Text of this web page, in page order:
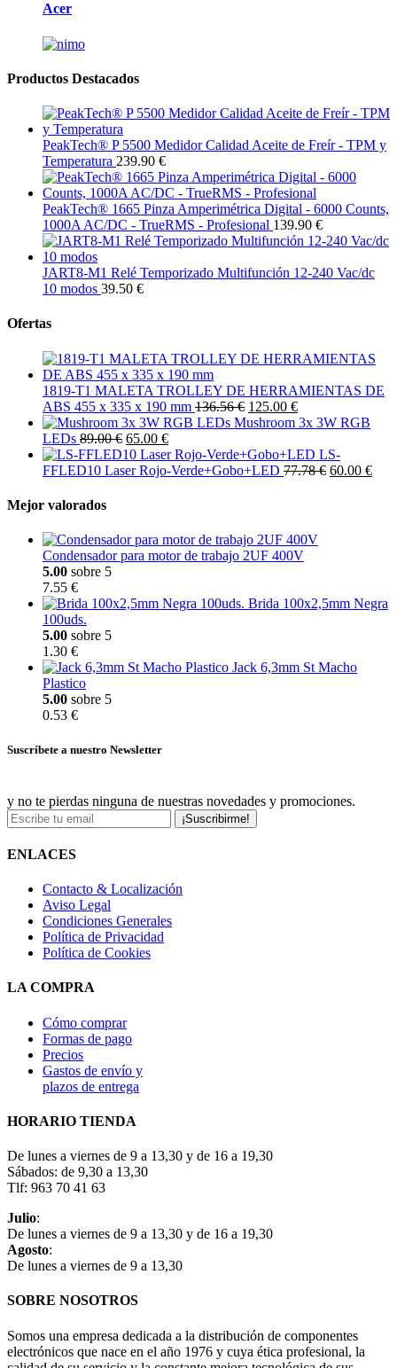
Acer
Productos Destacados
PeakTech® P 5500 Medidor Calidad Aceite de Freír - TPM y
Temperatura 239.90 €
PeakTech® 1665 Pinza Amperimétrica Digital - 6000 Counts,
1000A AC/DC - TrueRMS - Profesional 139.90 €
JART8-M1 Relé Temporizado Multifunción 12-240 Vac/dc
10 modos 39.50 €
Ofertas
1819-T1 MALETA TROLLEY DE HERRAMIENTAS DE
ABS 455 x 335 x 190 mm 136.56 € 125.00 €
Mushroom 3x 3W RGB
LEDs 89.00 € 65.00 €
LS-
FFLED10 Laser Rojo-Verde+Gobo+LED 77.78 € 60.00 €
Mejor valorados
Condensador para motor de trabajo 2UF 400V
5.00 sobre 5
7.55 €
Brida 100x2,5mm Negra
100uds.
5.00 sobre 5
1.30 €
Jack 6,3mm St Macho
Plastico
5.00 sobre 5
0.53 €
Suscríbete a nuestro Newsletter
y no te pierdas ninguna de nuestras novedades y promociones.
¡Suscribirme!
ENLACES
Contacto & Localización
Aviso Legal
Condiciones Generales
Política de Privacidad
Política de Cookies
LA COMPRA
Cómo comprar
Formas de pago
Precios
Gastos de envío y
plazos de entrega
HORARIO TIENDA
De lunes a viernes de 9 a 13,30 y de 16 a 19,30
Sábados: de 9,30 a 13,30
Tlf: 963 70 41 63
Julio:
De lunes a viernes de 9 a 13,30 y de 16 a 19,30
Agosto:
De lunes a viernes de 9 a 13,30
SOBRE NOSOTROS
Somos una empresa dedicada a la distribución de componentes
electrónicos que nace en el año 1976 y cuya ética profesional, la